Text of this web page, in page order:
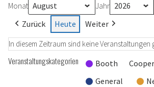
Monat Jahr
Zurück Heute Weiter
In diesem Zeitraum sind keine Veranstaltungen
Veranstaltungskategorien Booth
General